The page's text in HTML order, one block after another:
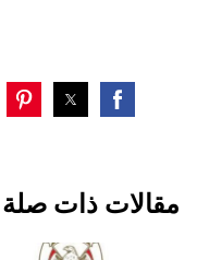
مقالات ذات صلة